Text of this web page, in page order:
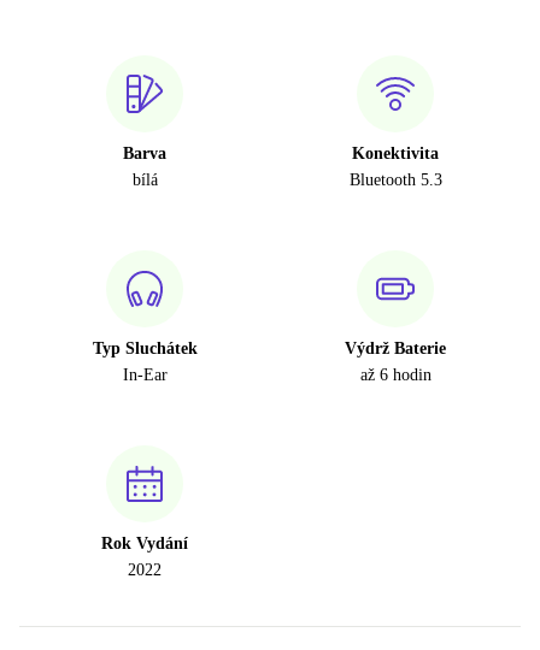
Barva
bílá
Konektivita
Bluetooth 5.3
Typ Sluchátek
In-Ear
Výdrž Baterie
až 6 hodin
Rok Vydání
2022